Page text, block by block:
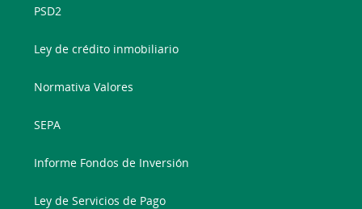
PSD2
Ley de crédito inmobiliario
Normativa Valores
SEPA
Informe Fondos de Inversión
Ley de Servicios de Pago